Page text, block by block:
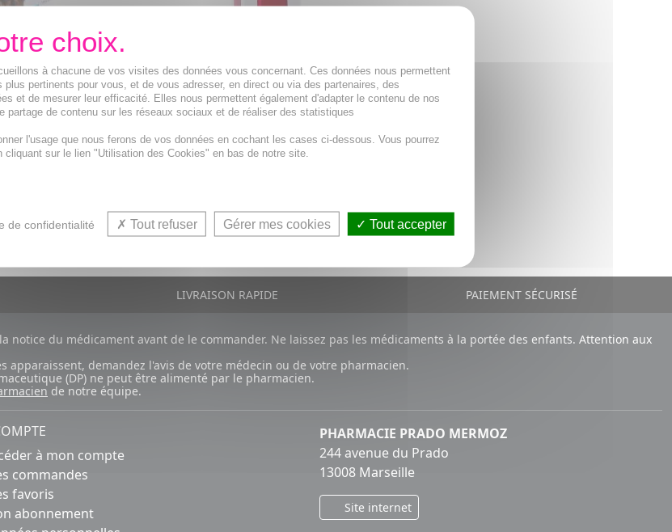
- Mal des
x30
pendant le
PANIER
ELIXIRS & CO Les Fleurs De Bach - Spray
transport pour animaux bio 10ml
Spray spécial Transport
VOIR CET ARTICLE
LIVRAISON RAPIDE PAIEMENT SÉCURISÉ
du médicament avant de le commander. Ne laissez pas les médicaments à la portée des enfants. Attention aux
apparaissent, demandez l'avis de votre médecin ou de votre pharmacien.
(DP) ne peut être alimenté par le pharmacien.
de notre équipe.
à mon compte
commandes
favoris
abonnement
PHARMACIE PRADO MERMOZ
244 avenue du Prado
13008 Marseille
Site internet
à chacune de vos visites des données vous concernant. Ces données nous permettent
pertinents pour vous, et de vous adresser, en direct ou via des partenaires, des
et de mesurer leur efficacité. Elles nous permettent également d'adapter le contenu de nos
de contenu sur les réseaux sociaux et de réaliser des statistiques
l'usage que nous ferons de vos données en cochant les cases ci-dessous. Vous pourrez
sur le lien "Utilisation des Cookies" en bas de notre site.
de confidentialité Tout refuser Gérer mes cookies Tout accepter